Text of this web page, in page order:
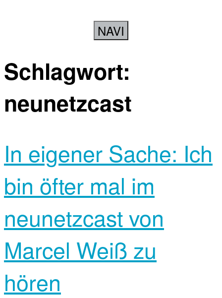
NAVI
Schlagwort:
neunetzcast
In eigener Sache: Ich
bin öfter mal im
neunetzcast von
Marcel Weiß zu
hören